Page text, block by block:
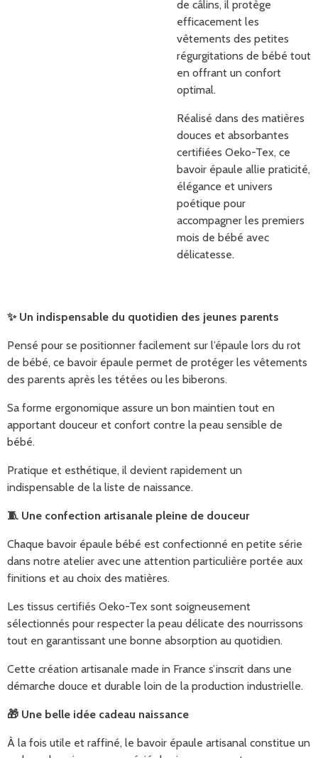
de câlins, il protège
efficacement les
vêtements des petites
régurgitations de bébé tout
en offrant un confort
optimal.
Réalisé dans des matières
douces et absorbantes
certifiées Oeko-Tex, ce
bavoir épaule allie praticité,
élégance et univers
poétique pour
accompagner les premiers
mois de bébé avec
délicatesse.
✨Un indispensable du quotidien des jeunes parents
Pensé pour se positionner facilement sur l’épaule lors du rot
de bébé, ce bavoir épaule permet de protéger les vêtements
des parents après les tétées ou les biberons.
Sa forme ergonomique assure un bon maintien tout en
apportant douceur et confort contre la peau sensible de
bébé.
Pratique et esthétique, il devient rapidement un
indispensable de la liste de naissance.
🧵 Une confection artisanale pleine de douceur
Chaque bavoir épaule bébé est confectionné en petite série
dans notre atelier avec une attention particulière portée aux
finitions et au choix des matières.
Les tissus certifiés Oeko-Tex sont soigneusement
sélectionnés pour respecter la peau délicate des nourrissons
tout en garantissant une bonne absorption au quotidien.
Cette création artisanale made in France s’inscrit dans une
démarche douce et durable loin de la production industrielle.
🎁 Une belle idée cadeau naissance
À la fois utile et raffiné, le bavoir épaule artisanal constitue un